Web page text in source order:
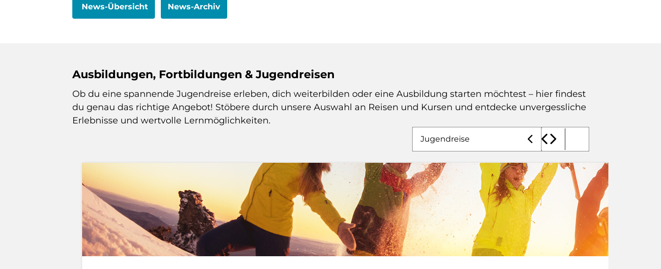
News-Übersicht News-Archiv
Ausbildungen, Fortbildungen & Jugendreisen
Ob du eine spannende Jugendreise erleben, dich weiterbilden oder eine Ausbildung starten möchtest – hier findest
du genau das richtige Angebot! Stöbere durch unsere Auswahl an Reisen und Kursen und entdecke unvergessliche
Erlebnisse und wertvolle Lernmöglichkeiten.
Auswahl Angebote